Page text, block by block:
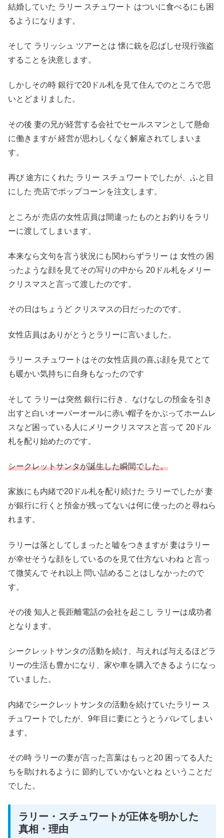
結婚していた ラリー スチュワート はついに食べるにも困
るようになります。
そして ラリッシュ ツアーとは 懐に銃を忍ばしせ現行強盗
することを決意します。
しかしその時 銀行で20ドル札を見て住んでのところで思
いとどまりました。
その後 妻の兄が経営する会社でセールスマンとして懸命
に働きますが 経営が思わしくなく解雇されてしまいま
す。
再び 途方にくれた ラリー スチュワートでしたが、ふと目
にした 売店でポップコーンを注文します。
ところが 売店の女性店員は間違ったものとお釣りをラリ
ーに渡してしまいます。
本来なら文句を言う状況にも関わらずラリー は 女性の 困
ったような顔を見てその写りの中から 20ドル札をメリー
クリスマスと言って渡したのです。
その日はちょうど クリスマスの日だったのです。
女性店員はありがとうとラリーに言いました。
ラリー スチュワートはその女性店員の喜ぶ顔を見てとて
も暖かい気持ちに自身もなったのです
そして ラリーは突然 銀行に行き、なけなしの預金を引き
出すと白いオーバーオールに赤い帽子をかぶってホームレ
スなど困っている人にメリークリスマスと言って 20ドル
札を配り始めたのです。
シークレットサンタが誕生した瞬間でした。
家族にも内緒で20ドル札を配り続けた ラリーでしたが 妻
が銀行に行くと預金が残ってないは何に使ったのと尋ねら
れます。
ラリーは落としてしまったと嘘をつきますが 妻はラリー
が幸せそうな顔をしているのを見て仕方ないわね と言っ
て微笑んで それ以上 問い詰めることはしなかったので
す。
その後 知人と長距離電話の会社を起こし ラリーは成功者
となります。
シークレットサンタの活動を続け、与えれば与えるほどラ
リーの生活も豊かになり、家や車を購入できるようになっ
ていました。
内緒でシークレットサンタの活動を続けていたラリー ス
チュワートでしたが、9年目に妻にとうとうバレてしまい
ます。
その時 ラリーの妻が言った言葉はもっと20 困ってる人た
ちを助けれるように 節約していかないとね ということだ
でした。
ラリー・スチュワートが正体を明かした
真相・理由